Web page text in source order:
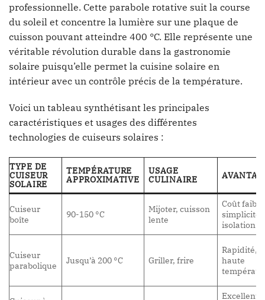
professionnelle. Cette parabole rotative suit la course
du soleil et concentre la lumière sur une plaque de
cuisson pouvant atteindre 400 °C. Elle représente une
véritable révolution durable dans la gastronomie
solaire puisqu’elle permet la cuisine solaire en
intérieur avec un contrôle précis de la température.
Voici un tableau synthétisant les principales
caractéristiques et usages des différentes
technologies de cuiseurs solaires :
TYPE DE
CUISEUR
SOLAIRE
TEMPÉRATURE
APPROXIMATIVE
USAGE
CULINAIRE
Cuiseur
boîte
90-150 °C
Mijoter, cuisson
lente
Coût
simplicité,
isolation
Cuiseur
parabolique
Jusqu’à 200 °C Griller, frire
Rapidité,
haute
Excellente